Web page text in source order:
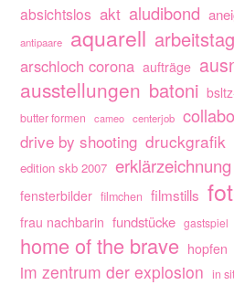
absichtslos akt aludibond
antipaare aquarell
arschloch corona aufträge
ausstellungen batoni
butter formen cameo centerjob
drive by shooting druckgrafik
edition skb 2007 erklärzeichnung
fensterbilder filmchen filmstills
frau nachbarin fundstücke gastspiel
home of the brave hopfen
im zentrum der explosion in